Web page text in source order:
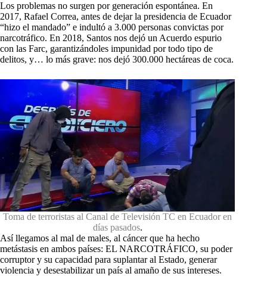
Los problemas no surgen por generación espontánea. En
2017, Rafael Correa, antes de dejar la presidencia de Ecuador
“hizo el mandado” e indultó a 3.000 personas convictas por
narcotráfico. En 2018, Santos nos dejó un Acuerdo espurio
con las Farc, garantizándoles impunidad por todo tipo de
delitos, y… lo más grave: nos dejó 300.000 hectáreas de coca.
Toma de terroristas al Canal de Televisión TC en Ecuador en
días pasados.
Así llegamos al mal de males, al cáncer que ha hecho
metástasis en ambos países: EL NARCOTRÁFICO, su poder
corruptor y su capacidad para suplantar al Estado, generar
violencia y desestabilizar un país al amaño de sus intereses.